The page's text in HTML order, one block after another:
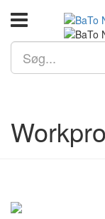
Workpro